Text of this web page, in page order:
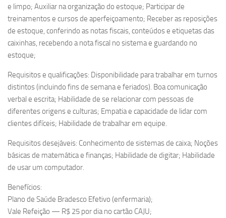
e limpo; Auxiliar na organização do estoque; Participar de
treinamentos e cursos de aperfeiçoamento; Receber as reposições
de estoque, conferindo as notas fiscais, conteúdos e etiquetas das
caixinhas, recebendo a nota fiscal no sistema e guardando no
estoque;
Requisitos e qualificações: Disponibilidade para trabalhar em turnos
distintos (incluindo fins de semana e feriados). Boa comunicação
verbal e escrita; Habilidade de se relacionar com pessoas de
diferentes origens e culturas; Empatia e capacidade de lidar com
clientes difíceis; Habilidade de trabalhar em equipe.
Requisitos desejáveis: Conhecimento de sistemas de caixa; Noções
básicas de matemática e finanças; Habilidade de digitar; Habilidade
de usar um computador.
Benefícios:
Plano de Saúde Bradesco Efetivo (enfermaria);
Vale Refeição — R$ 25 por dia no cartão CAJU;